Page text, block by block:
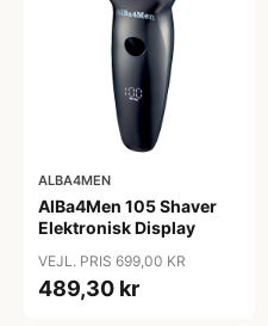
ALBA4MEN
AlBa4Men 105 Shaver
Elektronisk Display
VEJL. PRIS 699,00 KR
489,30 kr